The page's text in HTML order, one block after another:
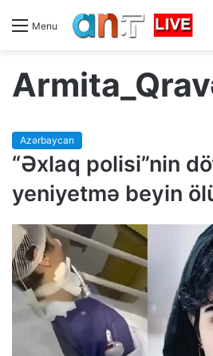
Menu
Azərbaycan
“Əxlaq polisi”nin
yeniyetmə beyin